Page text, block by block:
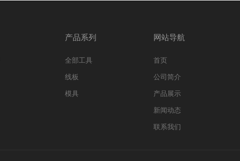
全部工具
线板
模具
首页
公司简介
产品展示
新闻动态
联系我们
产品系列 网站导航